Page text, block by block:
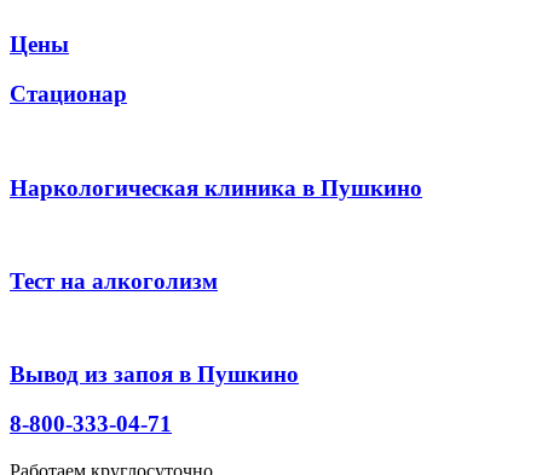
Цены
Стационар
Наркологическая клиника в Пушкино
Тест на алкоголизм
Вывод из запоя в Пушкино
8-800-333-04-71
Работаем круглосуточно